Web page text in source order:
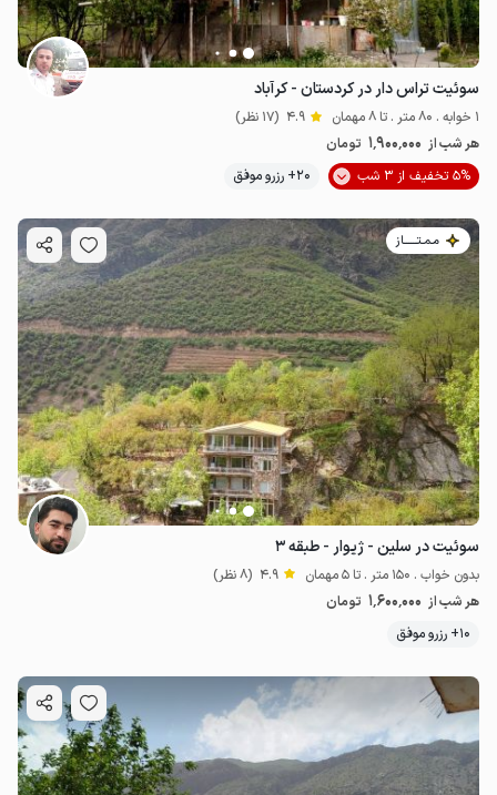
سوئیت تراس دار در کردستان - کرآباد
1 خوابه . 80 متر . تا 8 مهمان 4.9 (17 نظر)
هر شب از 1٬900٬000 تومان
5% تخفیف از 3 شب
20+ رزرو موفق
مـمـتــــــاز
سوئیت در سلین - ژیوار - طبقه ۳
بدون خواب . 150 متر . تا 5 مهمان 4.9 (8 نظر)
هر شب از 1٬600٬000 تومان
10+ رزرو موفق